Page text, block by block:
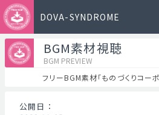
DOVA-SYNDROME
BGM素材視聴
BGM PREVIEW
フリーBGM素材「ものづくりコー
公開日 ：